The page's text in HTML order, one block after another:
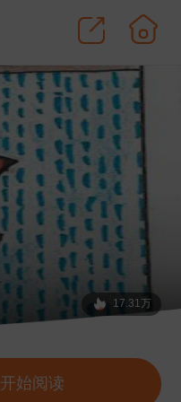
17.31万
开始阅读